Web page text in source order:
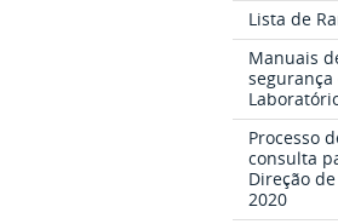
Lista de
Manuais
segurança
Processo
consulta
Direção
2020